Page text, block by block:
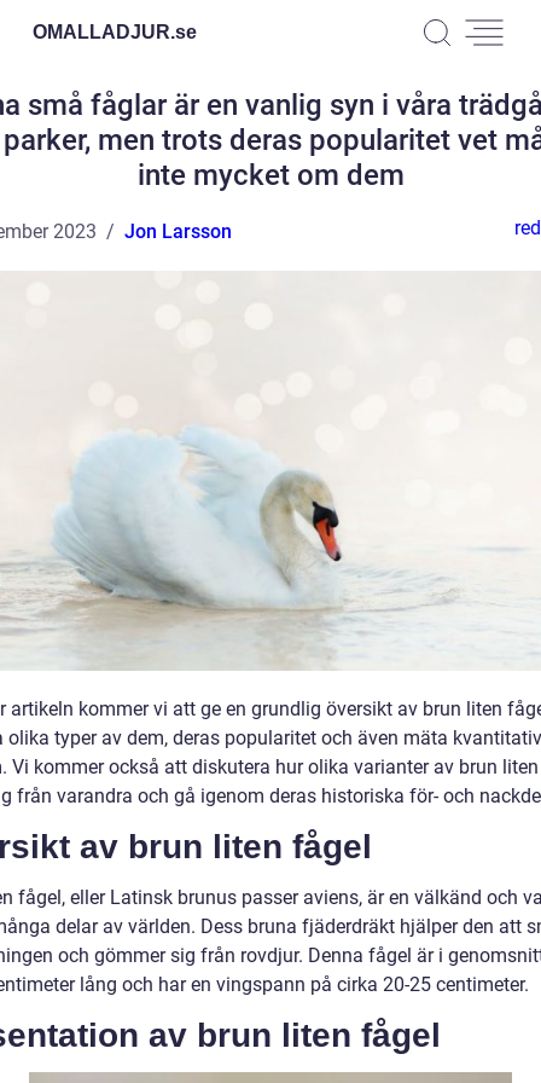
OMALLADJUR.se
små fåglar är en vanlig syn i våra
men trots deras popularitet vet
inte mycket om dem
2023 Jon Larsson
artikeln kommer vi att ge en grundlig översikt av brun liten
olika typer av dem, deras popularitet och även mäta
Vi kommer också att diskutera hur olika varianter av brun
från varandra och gå igenom deras historiska för- och
av brun liten fågel
fågel, eller Latinsk brunus passer aviens, är en välkänd och
delar av världen. Dess bruna fjäderdräkt hjälper den att
och gömmer sig från rovdjur. Denna fågel är i
lång och har en vingspann på cirka 20-25 centimeter.
av brun liten fågel